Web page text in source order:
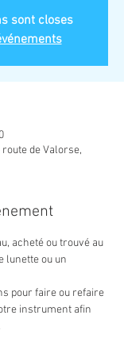
sont closes
de Valorse,
acheté ou trouvé au
lunette ou un
pour faire ou refaire
instrument afin